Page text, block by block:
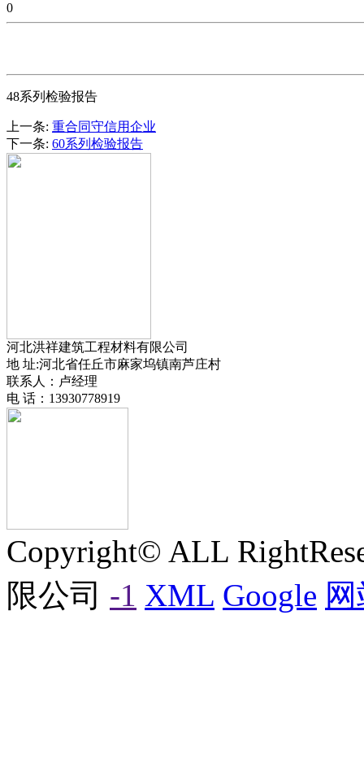
0
48系列检验报告
上一条: 重合同守信用企业
下一条: 60系列检验报告
河北洪祥建筑工程材料有限公司
地 址:河北省任丘市麻家坞镇南芦庄村
联系人：卢经理
电 话：13930778919
Copyright© ALL
限公司 -1 XML Google